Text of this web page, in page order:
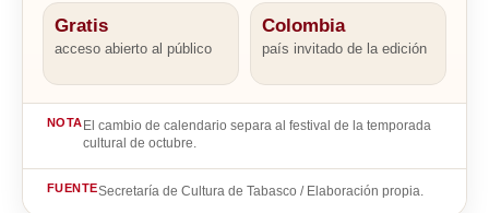
Gratis
acceso abierto al público
Colombia
país invitado de la edición
NOTA El cambio de calendario separa al festival de la temporada
cultural de octubre.
FUENTESecretaría de Cultura de Tabasco / Elaboración propia.